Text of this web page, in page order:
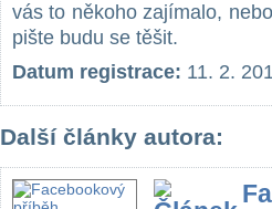
vás to někoho zajímalo,
pište budu se těšit.
Datum registrace: 11. 2.
Další články autora: